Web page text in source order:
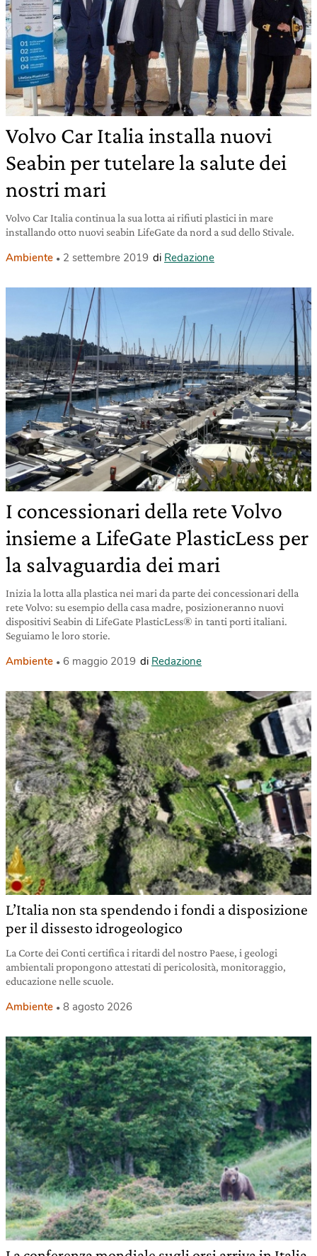
Volvo Car Italia installa nuovi
Seabin per tutelare la salute dei
nostri mari
Volvo Car Italia continua la sua lotta ai rifiuti plastici in mare
installando otto nuovi seabin LifeGate da nord a sud dello Stivale.
Ambiente 2 settembre 2019 di Redazione
I concessionari della rete Volvo
insieme a LifeGate PlasticLess per
la salvaguardia dei mari
Inizia la lotta alla plastica nei mari da parte dei concessionari della
rete Volvo: su esempio della casa madre, posizioneranno nuovi
dispositivi Seabin di LifeGate PlasticLess® in tanti porti italiani.
Seguiamo le loro storie.
Ambiente 6 maggio 2019 di Redazione
L’Italia non sta spendendo i fondi a disposizione
per il dissesto idrogeologico
La Corte dei Conti certifica i ritardi del nostro Paese, i geologi
ambientali propongono attestati di pericolosità, monitoraggio,
educazione nelle scuole.
Ambiente 8 agosto 2026